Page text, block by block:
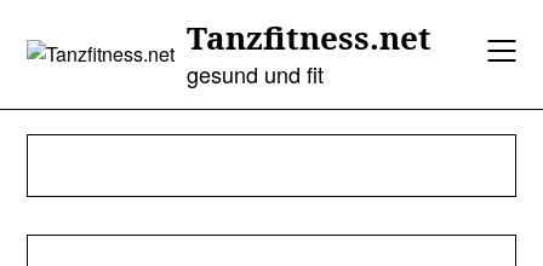
content
Tanzfitness.net
gesund und fit